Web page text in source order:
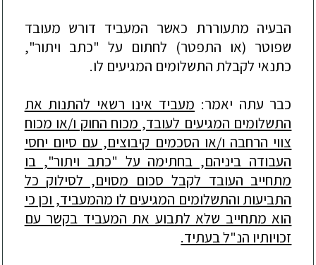
הבעיה מתעוררת כאשר המעביד דורש מעובד
שפוטר (או התפטר) לחתום על "כתב ויתור",
כתנאי לקבלת התשלומים המגיעים לו.
כבר עתה יאמר: מעביד אינו רשאי להתנות את
התשלומים המגיעים לעובד, מכוח החוק ו/או מכוח
צווי הרחבה ו/או הסכמים קיבוצים, עם סיום יחסי
העבודה ביניהם, בחתימה על "כתב ויתור", בו
מתחייב העובד לקבל סכום מסוים, לסילוק כל
התביעות והתשלומים המגיעים לו מהמעביד, וכן כי
הוא מתחייב שלא לתבוע את המעביד בקשר עם
זכויותיו הנ"ל בעתיד.